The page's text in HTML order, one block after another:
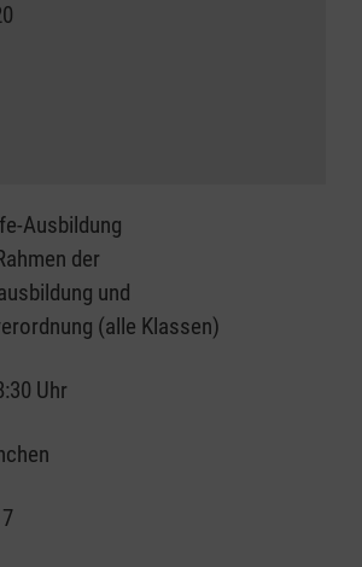
Ausbildung
der
und
(alle Klassen)
Uhr